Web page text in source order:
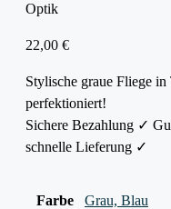
Optik
22,00 €
Stylische graue Fliege
perfektioniert!
Sichere Bezahlung ✓
schnelle Lieferung ✓
Farbe Grau, Blau